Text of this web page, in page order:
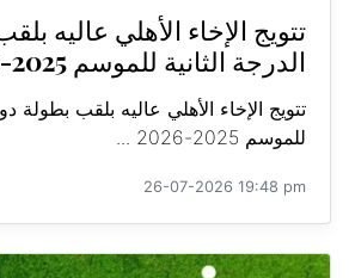
تتويج الإخاء الأهلي عاليه
الدرجة الثانية للموسم 2025-2026
تتويج الإخاء الأهلي عاليه بلقب بطولة
للموسم 2025-2026 ...
26-07-2026 19:48 pm